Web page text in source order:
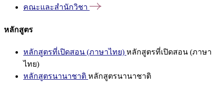
คณะและสำนักวิชา
หลักสูตร
หลักสูตรที่เปิดสอน (ภาษาไทย) หลักสูตรที่เปิดสอน (ภาษา
ไทย)
หลักสูตรนานาชาติ หลักสูตรนานาชาติ